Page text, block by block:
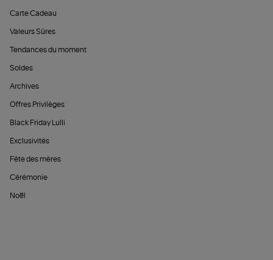
Carte Cadeau
Valeurs Sûres
Tendances du moment
Soldes
Archives
Offres Privilèges
Black Friday Lulli
Exclusivités
Fête des mères
Cérémonie
Noël